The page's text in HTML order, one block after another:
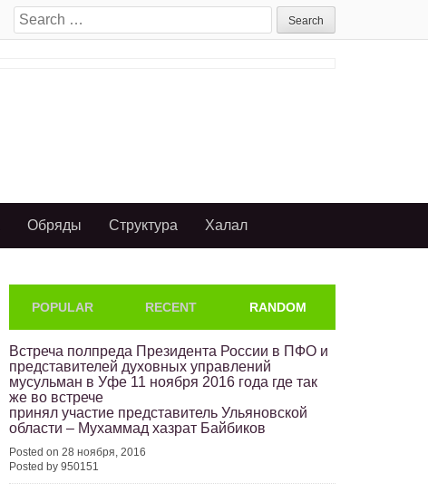
Search
for:
Обряды Структура Халал
POPULAR RECENT RANDOM
Встреча полпреда Президента России в ПФО и
представителей духовных управлений
мусульман в Уфе 11 ноября 2016 года где так
же во встрече
принял участие представитель Ульяновской
области – Мухаммад хазрат Байбиков
Posted on 28 ноября, 2016
Posted by 950151